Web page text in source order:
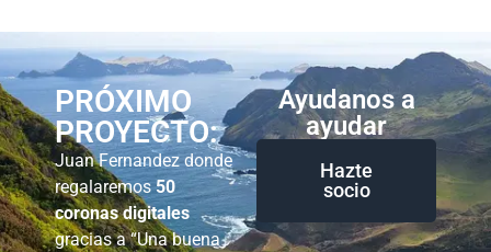
PRÓXIMO
PROYECTO:
Juan Fernandez donde
regalaremos 50
coronas digitales
gracias a “Una buena
Ayudanos a
ayudar
Hazte
socio